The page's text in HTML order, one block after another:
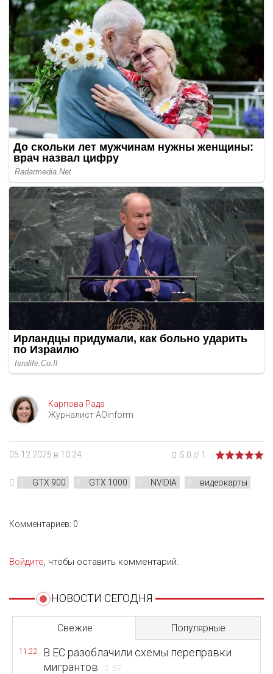
Карпова Рада
Журналист AOinform
05.12.2025 в 10:24 5.0 // 1
GTX 900 GTX 1000 NVIDIA видеокарты
Комментариев: 0
Войдите, чтобы оставить комментарий.
НОВОСТИ СЕГОДНЯ
Свежие Популярные
11:22
В ЕС разоблачили схемы переправки
мигрантов
57